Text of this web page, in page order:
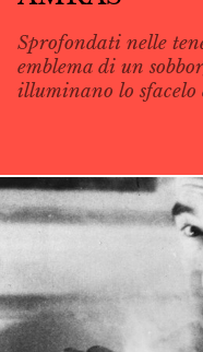
Sprofondati nelle
emblema di un
illuminano lo